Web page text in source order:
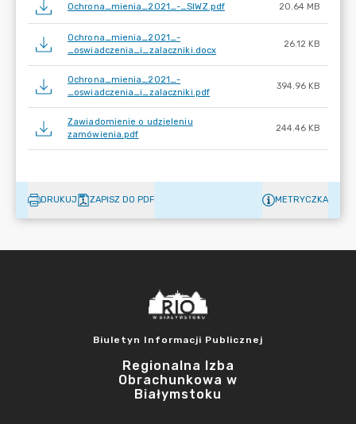
Ochrona_mienia_2021_-_SIWZ.pdf 20.64 MB
Ochrona_mienia_2021_-
_oswiadczenia_i_zalaczniki.docx
26.12 KB
Ochrona_mienia_2021_-
_oswiadczenia_i_zalaczniki.pdf
394.96 KB
Zawiadomienie o udzieleniu
zamówienia.pdf
244.46 KB
DRUKUJ ZAPISZ DO PDF METRYCZKA
Biuletyn Informacji Publicznej
Regionalna Izba
Obrachunkowa w
Białymstoku